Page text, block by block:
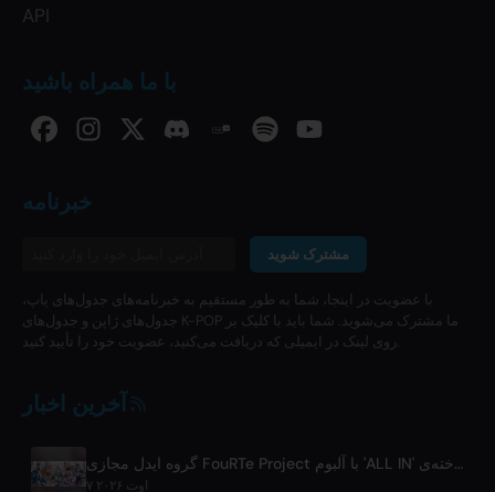
API
با ما همراه باشید
خبرنامه
مشترک شوید
با عضویت در اینجا، شما به طور مستقیم به خبرنامه‌های جدول‌های پاپ،
جدول‌های ژاپن و جدول‌های K-POP ما مشترک می‌شوید. شما باید با کلیک بر
روی لینک در ایمیلی که دریافت می‌کنید، عضویت خود را تأیید کنید.
آخرین اخبار
گروه ایدل مجازی FouRTe Project با آلبوم 'ALL IN' ساخته‌ی ☆Taku Takahashi از m-flo فعالیت خود را آغاز کرد
۷ اوت ۲۰۲۶